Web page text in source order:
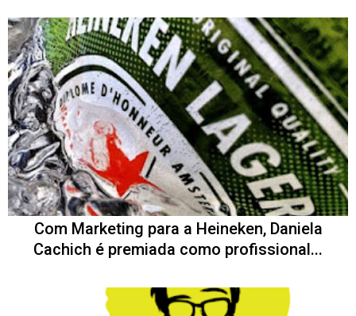
Com Marketing para a Heineken, Daniela
Cachich é premiada como profissional...